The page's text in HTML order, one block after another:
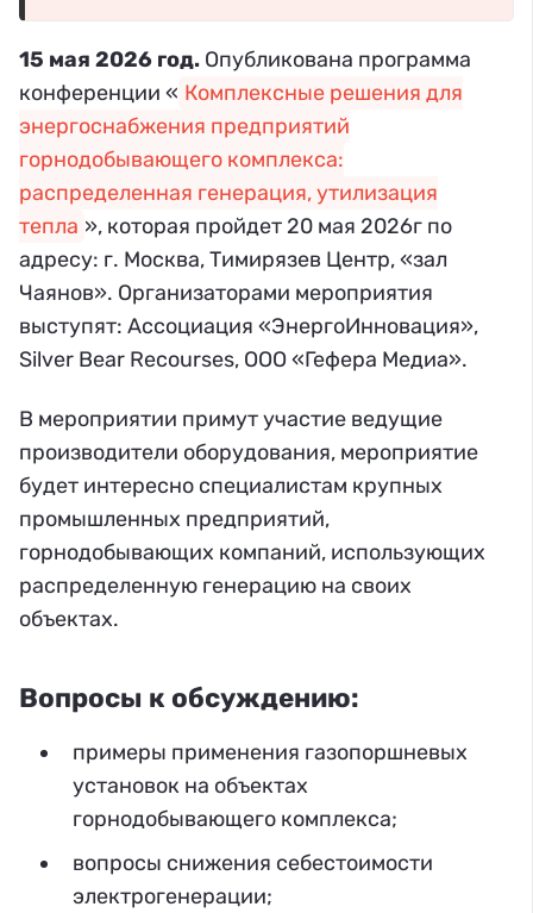
15 мая 2026 год. Опубликована программа
конференции « Комплексные решения для
энергоснабжения предприятий
горнодобывающего комплекса:
распределенная генерация, утилизация
тепла », которая пройдет 20 мая 2026г по
адресу: г. Москва, Тимирязев Центр, «зал
Чаянов». Организаторами мероприятия
выступят: Ассоциация «ЭнергоИнновация»,
Silver Bear Recourses, ООО «Гефера Медиа».
В мероприятии примут участие ведущие
производители оборудования, мероприятие
будет интересно специалистам крупных
промышленных предприятий,
горнодобывающих компаний, использующих
распределенную генерацию на своих
объектах.
Вопросы к обсуждению:
примеры применения газопоршневых
установок на объектах
горнодобывающего комплекса;
вопросы снижения себестоимости
электрогенерации;